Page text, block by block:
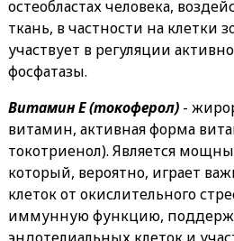
остеобластах человека,
ткань, в частности на клетки
участвует в регуляции
фосфатазы.
Витамин Е (токоферол)-
витамин, активная форма
токотриенол). Является
который, вероятно, играет
клеток от окислительного
иммунную функцию,
эндотелиальных клеток и